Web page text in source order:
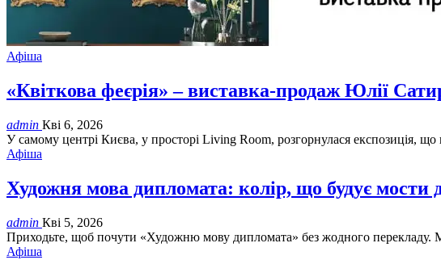
Афіша
«Квіткова феєрія» – виставка-продаж Юлії
admin Кві 6, 2026
У самому центрі Києва, у просторі Living Room, розгорнулася експозиція,
Афіша
Художня мова дипломата: колір, що будує мости
admin Кві 5, 2026
Приходьте, щоб почути «Художню мову дипломата» без жодного перекладу.
Афіша